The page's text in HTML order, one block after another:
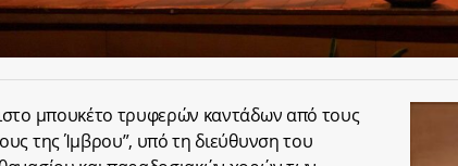
μπουκέτο τρυφερών καντάδων από τους
της Ίμβρου”, υπό τη διεύθυνση του